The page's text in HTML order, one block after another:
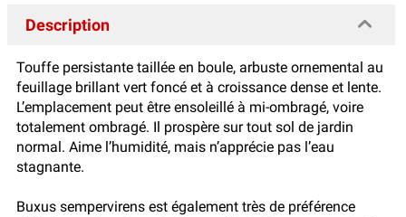
Description
Touffe persistante taillée en boule, arbuste ornemental au
feuillage brillant vert foncé et à croissance dense et lente.
L’emplacement peut être ensoleillé à mi-ombragé, voire
totalement ombragé. Il prospère sur tout sol de jardin
normal. Aime l’humidité, mais n’apprécie pas l’eau
stagnante.
Buxus sempervirens est également très de préférence